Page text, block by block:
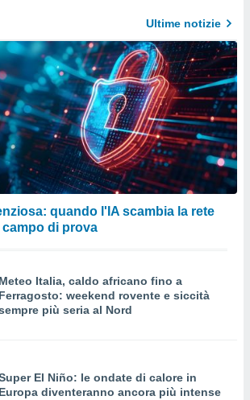
Ultime notizie
quando l'IA scambia la rete
di prova
Meteo Italia, caldo africano fino a
Ferragosto: weekend rovente e siccità
più seria al Nord
El Niño: le ondate di calore in
Europa diventeranno ancora più intense